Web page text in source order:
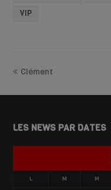
VIP
Clément
LES NEWS PAR DATES
L M M